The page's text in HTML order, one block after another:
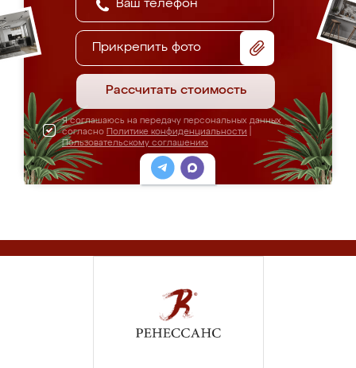
Прикрепить фото
Рассчитать стоимость
Я соглашаюсь на передачу персональных данных
согласно Политике конфиденциальности
Пользовательскому соглашению